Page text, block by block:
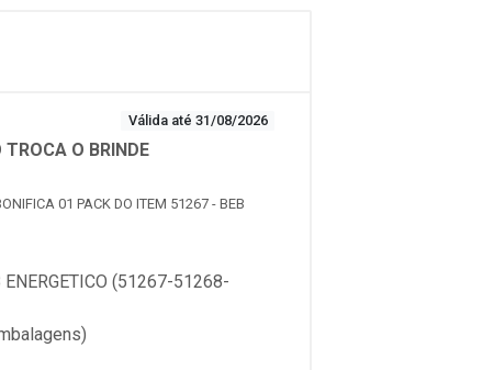
Válida até 31/08/2026
O BRINDE
01 PACK DO ITEM 51267 - BEB
(51267-51268-